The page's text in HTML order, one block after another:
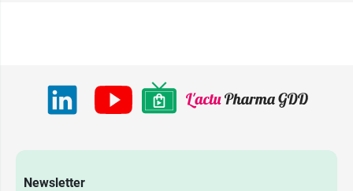
Newsletter